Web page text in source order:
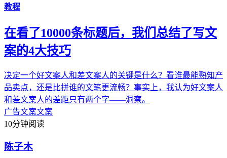
教程
在看了10000条标题后，我们总结了写文
案的4大技巧
决定一个好文案人和差文案人的关键是什么？看谁最能熟知产
品卖点，还是比拼谁的文笔更流畅？事实上，我认为好文案人
和差文案人的差距只有两个字——洞察。
广告文案文案
10分钟阅读
陈子木